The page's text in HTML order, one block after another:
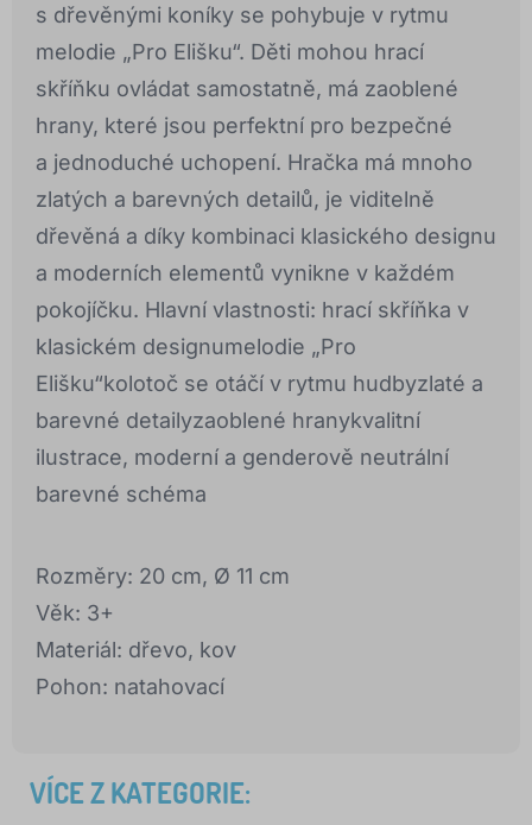
s dřevěnými koníky se pohybuje v rytmu
melodie „Pro Elišku“. Děti mohou hrací
skříňku ovládat samostatně, má zaoblené
hrany, které jsou perfektní pro bezpečné
a jednoduché uchopení. Hračka má mnoho
zlatých a barevných detailů, je viditelně
dřevěná a díky kombinaci klasického designu
a moderních elementů vynikne v každém
pokojíčku. Hlavní vlastnosti: hrací skříňka v
klasickém designumelodie „Pro
Elišku“kolotoč se otáčí v rytmu hudbyzlaté a
barevné detailyzaoblené hranykvalitní
ilustrace, moderní a genderově neutrální
barevné schéma
Rozměry: 20 cm, Ø 11 cm
Věk: 3+
Materiál: dřevo, kov
Pohon: natahovací
VÍCE Z KATEGORIE: